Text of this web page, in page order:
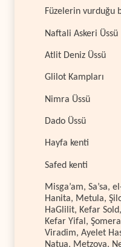
Füzelerin vurduğu
Naftali Askeri Üssü
Atlit Deniz Üssü
Glilot Kampları
Nimra Üssü
Dado Üssü
Hayfa kenti
Safed kenti
Misga’am, Sa’sa,
Hanita, Metula,
HaGlilit, Kefar
Kefar Yifal,
Viradim, Ayelet
Natua, Metzova,